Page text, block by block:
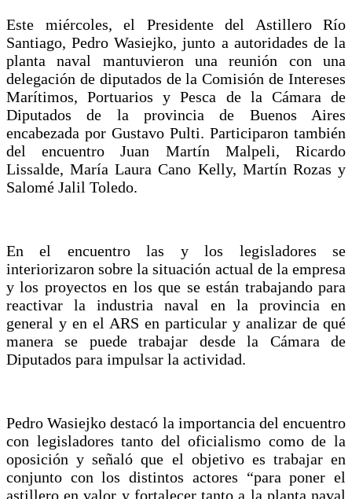
Este miércoles, el Presidente del Astillero Río
Santiago, Pedro Wasiejko, junto a autoridades de la
planta naval mantuvieron una reunión con una
delegación de diputados de la Comisión de Intereses
Marítimos, Portuarios y Pesca de la Cámara de
Diputados de la provincia de Buenos Aires
encabezada por Gustavo Pulti. Participaron también
del encuentro Juan Martín Malpeli, Ricardo
Lissalde, María Laura Cano Kelly, Martín Rozas y
Salomé Jalil Toledo.
En el encuentro las y los legisladores se
interiorizaron sobre la situación actual de la empresa
y los proyectos en los que se están trabajando para
reactivar la industria naval en la provincia en
general y en el ARS en particular y analizar de qué
manera se puede trabajar desde la Cámara de
Diputados para impulsar la actividad.
Pedro Wasiejko destacó la importancia del encuentro
con legisladores tanto del oficialismo como de la
oposición y señaló que el objetivo es trabajar en
conjunto con los distintos actores “para poner el
astillero en valor y fortalecer tanto a la planta naval